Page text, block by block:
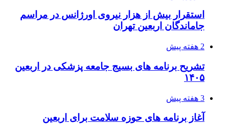
استقرار بیش از هزار نیروی اورژانس در مراسم
جاماندگان اربعین تهران
2 هفته پیش
تشریح برنامه های بسیج جامعه پزشکی در اربعین
۱۴۰۵
3 هفته پیش
آغاز برنامه های حوزه سلامت برای اربعین